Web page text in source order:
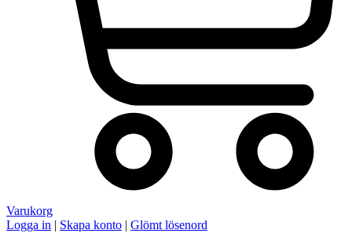
Varukorg
Logga in | Skapa konto | Glömt lösenord